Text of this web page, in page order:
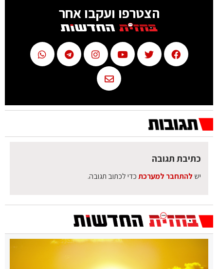
הצטרפו ועקבו אחר
כתיבת תגובה
יש להתחבר למערכתכדי לכתוב תגובה.